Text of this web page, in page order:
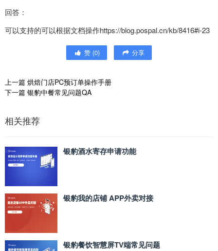
回答：
可以支持的可以根据文档操作https://blog.pospal.cn/kb/8416#i-23
赞 (0) 分享
上一篇 烘焙门店PC预订单操作手册
下一篇 银豹中餐常见问题QA
相关推荐
银豹酒水寄存申请功能
银豹我的店铺 APP外卖对接
银豹餐饮智慧屏TV端常见问题